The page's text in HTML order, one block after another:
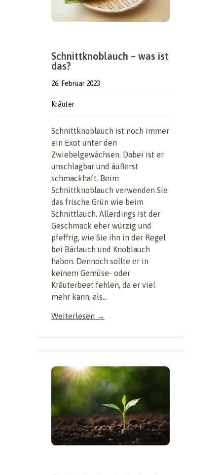
Schnittknoblauch – was ist
das?
26. Februar 2023
Kräuter
Schnittknoblauch ist noch immer
ein Exot unter den
Zwiebelgewächsen. Dabei ist er
unschlagbar und äußerst
schmackhaft. Beim
Schnittknoblauch verwenden Sie
das frische Grün wie beim
Schnittlauch. Allerdings ist der
Geschmack eher würzig und
pfeffrig, wie Sie ihn in der Regel
bei Bärlauch und Knoblauch
haben. Dennoch sollte er in
keinem Gemüse- oder
Kräuterbeet fehlen, da er viel
mehr kann, als...
Weiterlesen →